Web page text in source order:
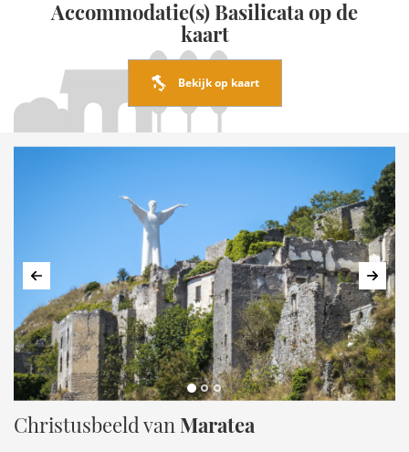
Accommodatie(s) Basilicata op de
kaart
Bekijk op kaart
Vorige
Christusbeeld van Maratea